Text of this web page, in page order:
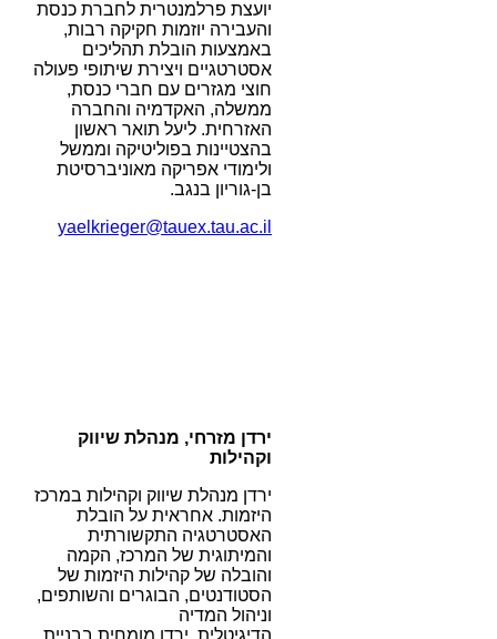
יועצת פרלמנטרית לחברת כנסת
והעבירה יוזמות חקיקה רבות,
באמצעות הובלת תהליכים
אסטרטגיים ויצירת שיתופי פעולה
חוצי מגזרים עם חברי כנסת,
ממשלה, האקדמיה והחברה
האזרחית. ליעל תואר ראשון
בהצטיינות בפוליטיקה וממשל
ולימודי אפריקה מאוניברסיטת
בן-גוריון בנגב.
yaelkrieger@tauex.tau.ac.il
ירדן מזרחי, מנהלת שיווק
וקהילות
ירדן מנהלת שיווק וקהילות במרכז
היזמות. אחראית על הובלת
האסטרטגיה התקשורתית
והמיתוגית של המרכז, הקמה
והובלה של קהילות היזמות של
הסטודנטים, הבוגרים והשותפים,
וניהול המדיה
הדיגיטלית. ירדן מומחית בבניית